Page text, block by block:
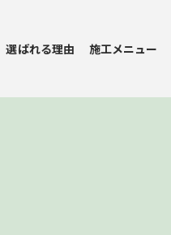
選ばれる理由 施工メニュー